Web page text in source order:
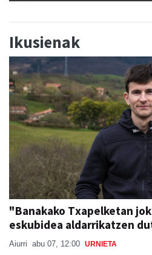
Ikusienak
"Banakako Txapelketan
eskubidea aldarrikatzen
Aiurri abu 07, 12:00 URNIETA